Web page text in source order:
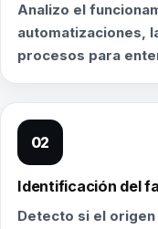
Analizo el
automatizaciones,
procesos para
02
Identificación del
Detecto si el